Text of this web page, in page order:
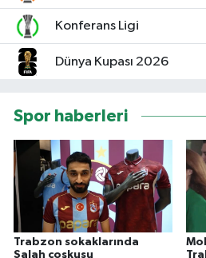
Konferans Ligi
Dünya Kupası 2026
Spor haberleri
Trabzon sokaklarında
Salah coşkusu
Sokak Hayvanlarını
Sonsöz Özel
Spor
Vasıta
Yaşam